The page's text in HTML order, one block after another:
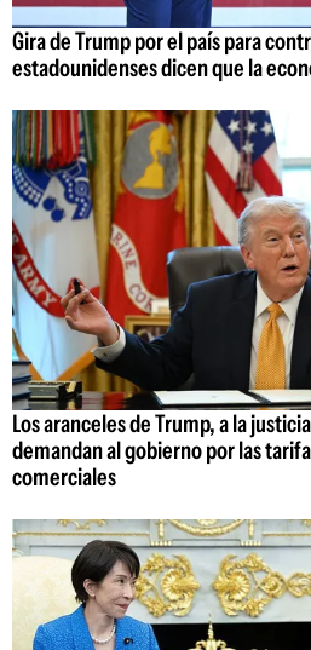
Gira de Trump por el país para
estadounidenses dicen que la
Los aranceles de Trump, a la
demandan al gobierno por las
comerciales